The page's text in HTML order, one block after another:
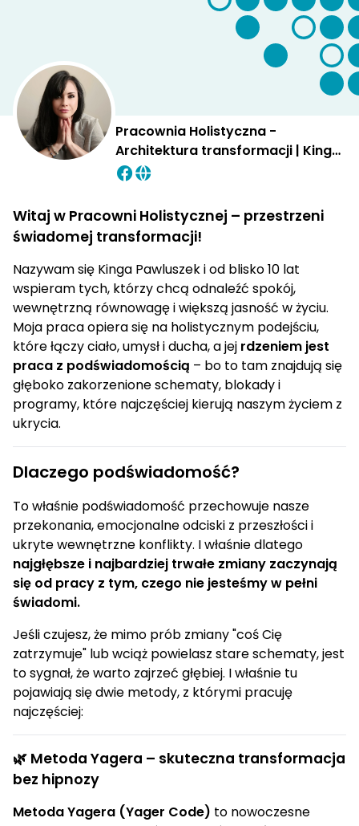
Pracownia Holistyczna -
Architektura transformacji | Kinga
Pawluszek
Witaj w Pracowni Holistycznej – przestrzeni
świadomej transformacji!
Nazywam się Kinga Pawluszek i od blisko 10 lat
wspieram tych, którzy chcą odnaleźć spokój,
wewnętrzną równowagę i większą jasność w życiu.
Moja praca opiera się na holistycznym podejściu,
które łączy ciało, umysł i ducha, a jej rdzeniem jest
praca z podświadomością – bo to tam znajdują się
głęboko zakorzenione schematy, blokady i
programy, które najczęściej kierują naszym życiem z
ukrycia.
Dlaczego podświadomość?
To właśnie podświadomość przechowuje nasze
przekonania, emocjonalne odciski z przeszłości i
ukryte wewnętrzne konflikty. I właśnie dlatego
najgłębsze i najbardziej trwałe zmiany zaczynają
się od pracy z tym, czego nie jesteśmy w pełni
świadomi.
Jeśli czujesz, że mimo prób zmiany "coś Cię
zatrzymuje" lub wciąż powielasz stare schematy, jest
to sygnał, że warto zajrzeć głębiej. I właśnie tu
pojawiają się dwie metody, z którymi pracuję
najczęściej:
🌿 Metoda Yagera – skuteczna transformacja
bez hipnozy
Metoda Yagera (Yager Code) to nowoczesne